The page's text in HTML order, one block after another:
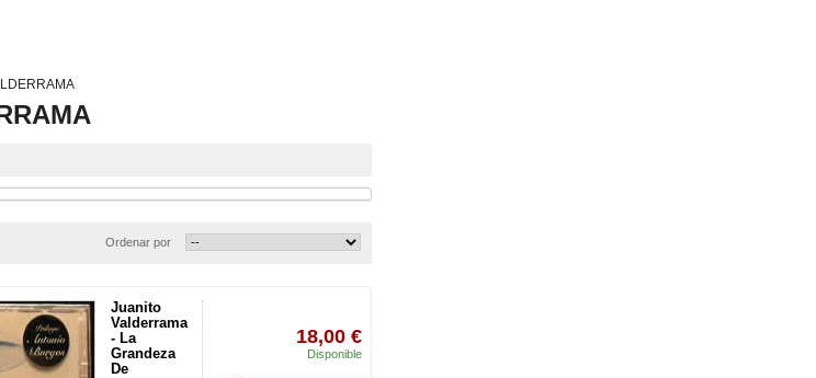
Ordenar por
Juanito
Valderrama
- La
Grandeza
De
18,00 €
Disponible